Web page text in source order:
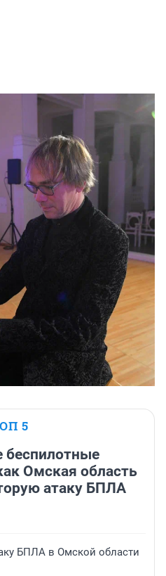
5
беспилотные
Омская область
атаку БПЛА
БПЛА в Омской области